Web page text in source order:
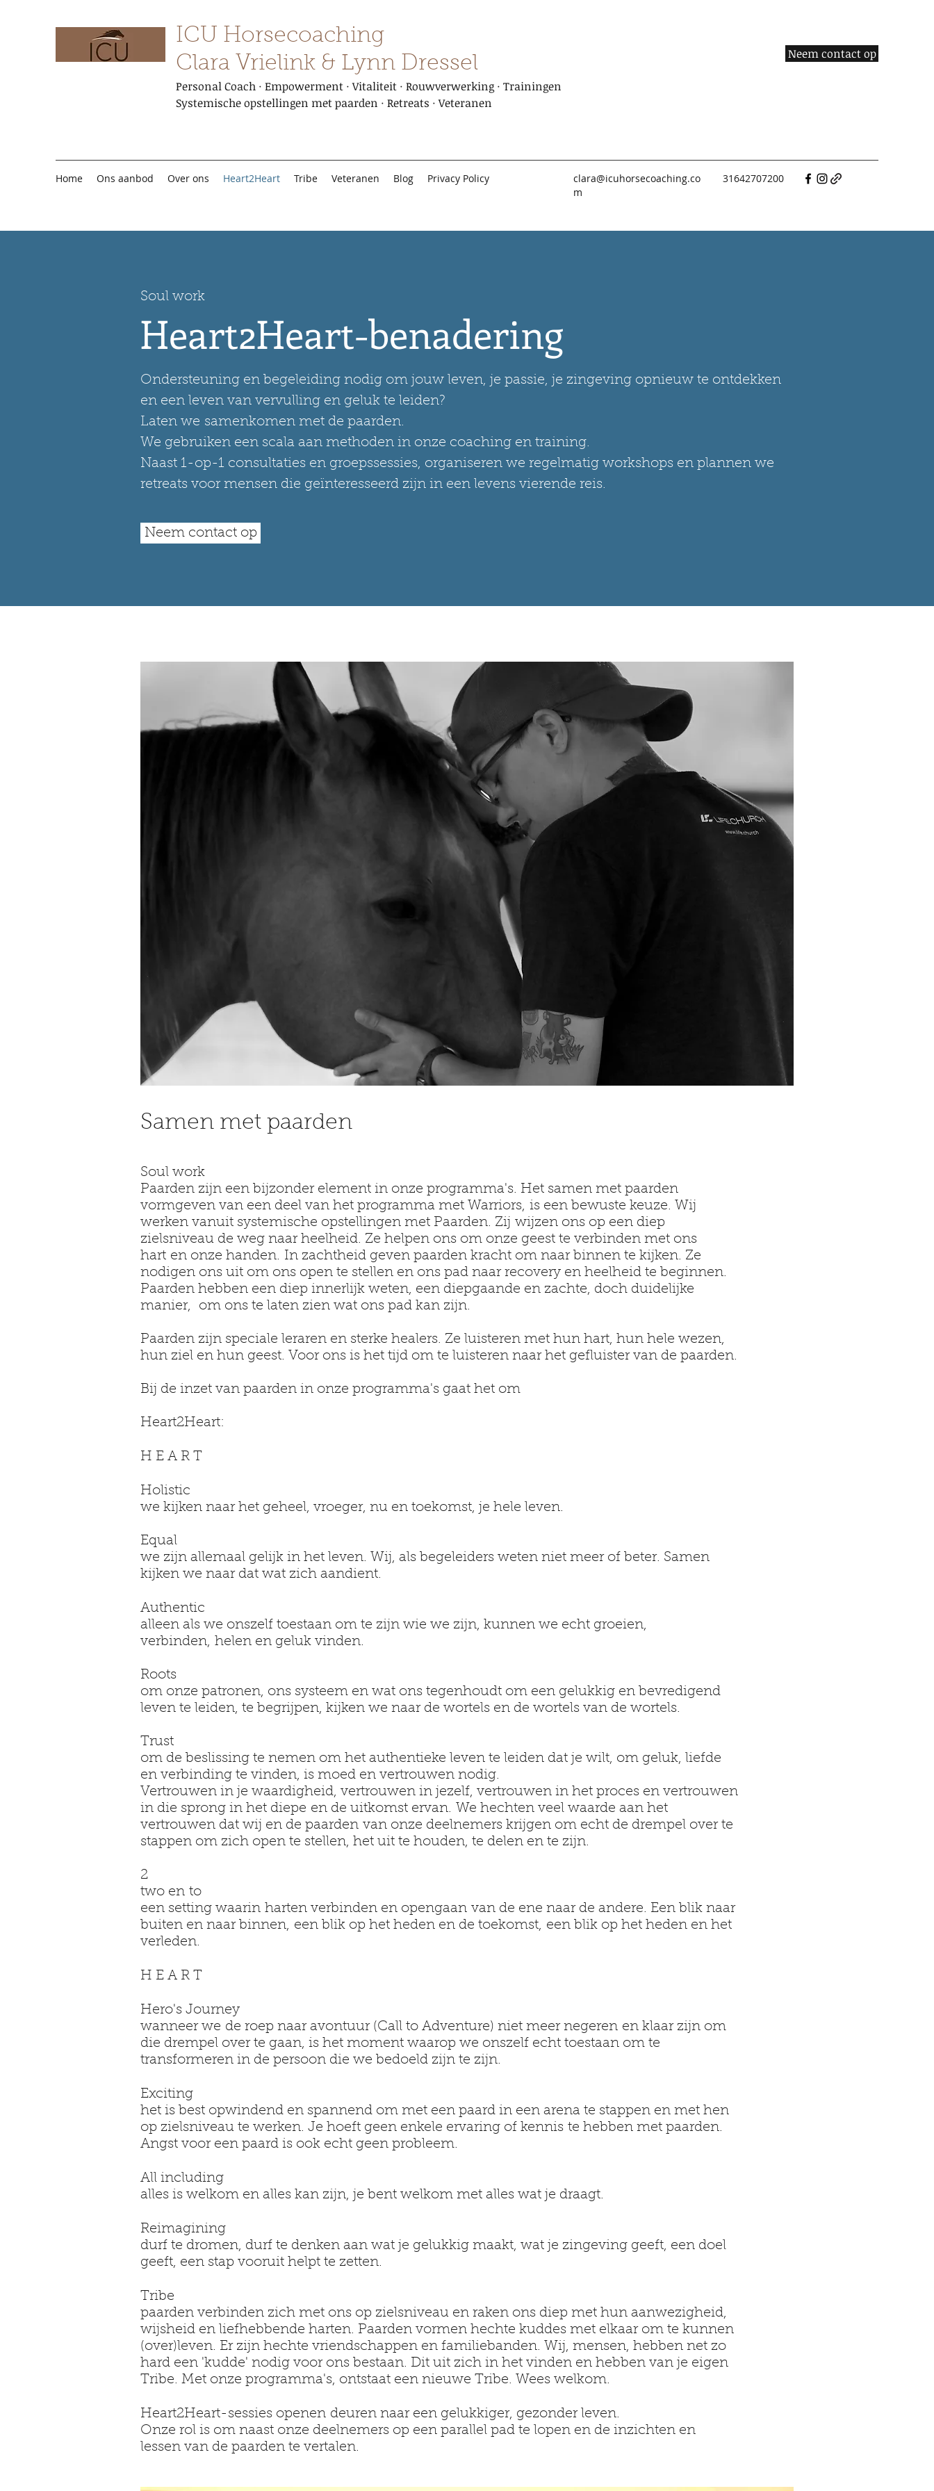
ICU Horsecoaching
Clara Vrielink & Lynn Dressel
Personal Coach · Empowerment · Vitaliteit · Rouwverwerking · Trainingen
Systemische opstellingen met paarden · Retreats · Veteranen
Neem contact op
Home Ons aanbod Over ons Heart2Heart Tribe Veteranen Blog Privacy Policy
clara@icuhorsecoaching.co
m
31642707200
Soul work
Heart2Heart-benadering
Ondersteuning en begeleiding nodig om jouw leven, je passie, je zingeving opnieuw te ontdekken
en een leven van vervulling en geluk te leiden?
Laten we samenkomen met de paarden.
We gebruiken een scala aan methoden in onze coaching en training.
Naast 1-op-1 consultaties en groepssessies, organiseren we regelmatig workshops en plannen we
retreats voor mensen die geïnteresseerd zijn in een levens vierende reis.
Neem contact op
Samen met paarden
Soul work
Paarden zijn een bijzonder element in onze programma's. Het samen met paarden
vormgeven van een deel van het programma met Warriors, is een bewuste keuze. Wij
werken vanuit systemische opstellingen met Paarden. Zij wijzen ons op een diep
zielsniveau de weg naar heelheid. Ze helpen ons om onze geest te verbinden met ons
hart en onze handen. In zachtheid geven paarden kracht om naar binnen te kijken. Ze
nodigen ons uit om ons open te stellen en ons pad naar recovery en heelheid te beginnen.
Paarden hebben een diep innerlijk weten, een diepgaande en zachte, doch duidelijke
manier, om ons te laten zien wat ons pad kan zijn.
Paarden zijn speciale leraren en sterke healers. Ze luisteren met hun hart, hun hele wezen,
hun ziel en hun geest. Voor ons is het tijd om te luisteren naar het gefluister van de paarden.
Bij de inzet van paarden in onze programma's gaat het om
Heart2Heart:
H E A R T
Holistic
we kijken naar het geheel, vroeger, nu en toekomst, je hele leven.
Equal
we zijn allemaal gelijk in het leven. Wij, als begeleiders weten niet meer of beter. Samen
kijken we naar dat wat zich aandient.
Authentic
alleen als we onszelf toestaan ​​om te zijn wie we zijn, kunnen we echt groeien,
verbinden, helen en geluk vinden.
Roots
om onze patronen, ons systeem en wat ons tegenhoudt om een ​​gelukkig en bevredigend
leven te leiden, te begrijpen, kijken we naar de wortels en de wortels van de wortels.
Trust
om de beslissing te nemen om het authentieke leven te leiden dat je wilt, om geluk, liefde
en verbinding te vinden, is moed en vertrouwen nodig.
Vertrouwen in je waardigheid, vertrouwen in jezelf, vertrouwen in het proces en vertrouwen
in die sprong in het diepe en de uitkomst ervan. We hechten veel waarde aan het
vertrouwen dat wij en de paarden van onze deelnemers krijgen om echt de drempel over te
stappen om zich open te stellen, het uit te houden, te delen en te zijn.
2
two en to
een setting waarin harten verbinden en opengaan van de ene naar de andere. Een blik naar
buiten en naar binnen, een blik op het heden en de toekomst, een blik op het heden en het
verleden.
H E A R T
Hero's Journey
wanneer we de roep naar avontuur (Call to Adventure) niet meer negeren en klaar zijn om
die drempel over te gaan, is het moment waarop we onszelf echt toestaan ​​om te
transformeren in de persoon die we bedoeld zijn te zijn.
Exciting
het is best opwindend en spannend om met een paard in een arena te stappen en met hen
op zielsniveau te werken. Je hoeft geen enkele ervaring of kennis te hebben met paarden.
Angst voor een paard is ook echt geen probleem.
All including
alles is welkom en alles kan zijn, je bent welkom met alles wat je draagt.
Reimagining
durf te dromen, durf te denken aan wat je gelukkig maakt, wat je zingeving geeft, een doel
geeft, een stap vooruit helpt te zetten.
Tribe
paarden verbinden zich met ons op zielsniveau en raken ons diep met hun aanwezigheid,
wijsheid en liefhebbende harten. Paarden vormen hechte kuddes met elkaar om te kunnen
(over)leven. Er zijn hechte vriendschappen en familiebanden. Wij, mensen, hebben net zo
hard een 'kudde' nodig voor ons bestaan. Dit uit zich in het vinden en hebben van je eigen
Tribe. Met onze programma's, ontstaat een nieuwe Tribe. Wees welkom.
Heart2Heart-sessies openen deuren naar een gelukkiger, gezonder leven.
Onze rol is om naast onze deelnemers op een parallel pad te lopen en de inzichten en
lessen van de paarden te vertalen.